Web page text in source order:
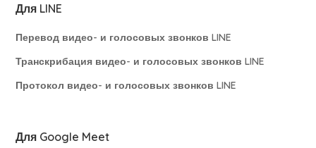
Для LINE
Перевод видео- и голосовых звонков LINE
Транскрибация видео- и голосовых звонков LINE
Протокол видео- и голосовых звонков LINE
Для Google Meet